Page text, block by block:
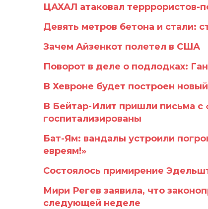
ЦАХАЛ атаковал терррористов-
Девять метров бетона и стали:
Зачем Айзенкот полетел в США
Поворот в деле о подлодках:
В Хевроне будет построен
В Бейтар-Илит пришли письма
госпитализированы
Бат-Ям: вандалы устроили
евреям!»
Состоялось примирение
Мири Регев заявила, что
следующей неделе